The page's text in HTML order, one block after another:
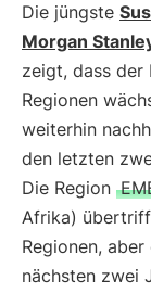
Die jüngste
Morgan
zeigt, dass der
Regionen
weiterhin
den letzten
Die Region
Afrika)
Regionen,
nächsten zwei